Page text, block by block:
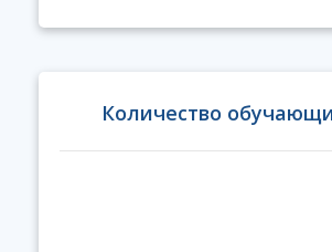
Количество